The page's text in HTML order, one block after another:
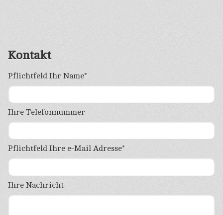
Kontakt
Pflichtfeld Ihr Name*
Ihre Telefonnummer
Pflichtfeld Ihre e-Mail Adresse*
Ihre Nachricht